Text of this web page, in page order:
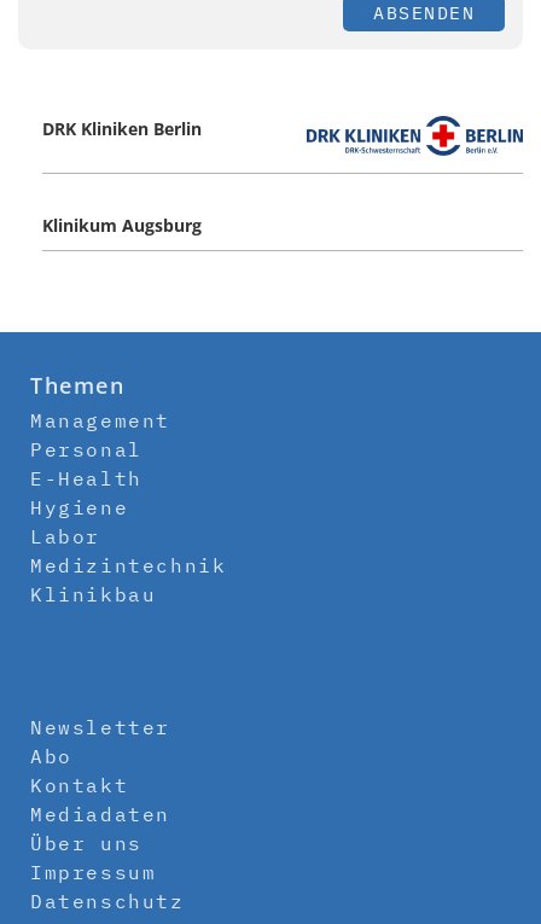
ABSENDEN
DRK Kliniken Berlin
Klinikum Augsburg
Themen
Management
Personal
E-Health
Hygiene
Labor
Medizintechnik
Klinikbau
Newsletter
Abo
Kontakt
Mediadaten
Über uns
Impressum
Datenschutz